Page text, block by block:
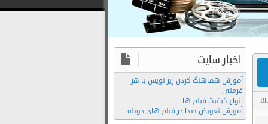
اخبار سایت
آموزش هماهنگ کردن زیر نویس با هر
فرمتی
انواع کیفیت فیلم ها
آموزش تعویض صدا در فیلم های دوبله